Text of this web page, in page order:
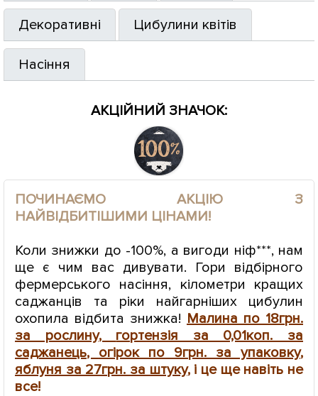
Декоративні Цибулини квітів
Насіння
АКЦІЙНИЙ ЗНАЧОК:
ПОЧИНАЄМО АКЦІЮ З
НАЙВІДБИТІШИМИ ЦІНАМИ!
Коли знижки до -100%, а вигоди ніф***, нам
ще є чим вас дивувати. Гори відбірного
фермерського насіння, кілометри кращих
саджанців та ріки найгарніших цибулин
охопила відбита знижка! Малина по 18грн.
за рослину, гортензія за 0,01коп. за
саджанець, огірок по 9грн. за упаковку,
яблуня за 27грн. за штуку, і це ще навіть не
все!